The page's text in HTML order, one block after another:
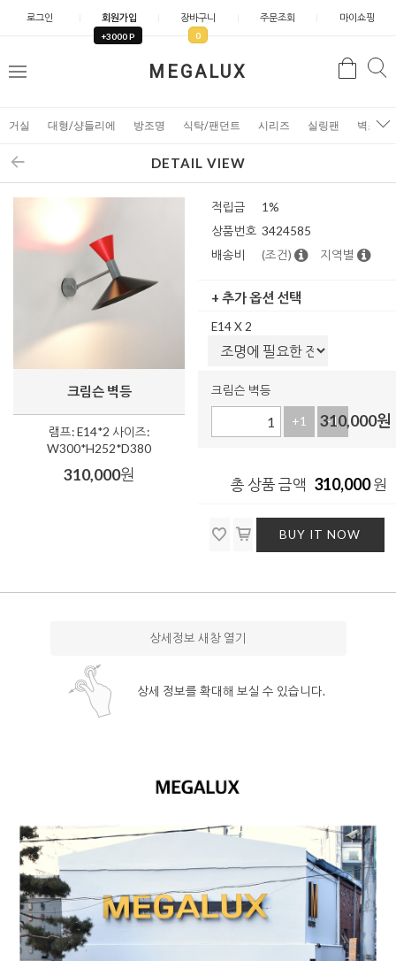
로그인 회원가입
+3000 P
장바구니
0
주문조회 마이쇼핑
MEGALUX
메
검
거실 대형/샹들리에 방조명 식탁/팬던트 시리즈 실링팬 벽조명
DETAIL VIEW
크림슨 벽등
램프: E14*2 사이즈:
W300*H252*D380
310,000원
적립금
1%
상품번호 3424585
배송비
(조건) 지역별
+ 추가 옵션 선택
E14 X 2
크림슨 벽등
+1 -1
310,000원
총 상품 금액 310,000원
BUY IT NOW
상세정보 새창 열기
상세 정보를 확대해 보실 수 있습니다.